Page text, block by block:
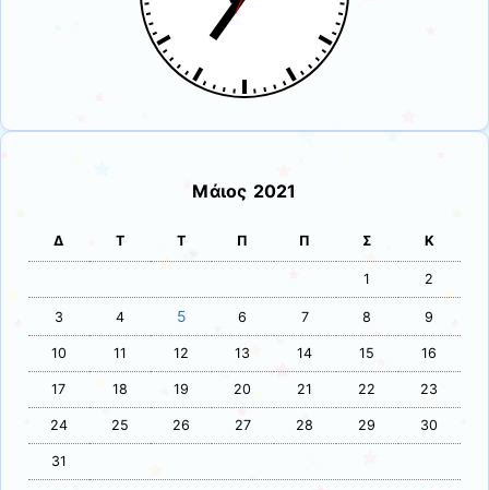
Μάιος 2021
Δ Τ Τ Π Π Σ Κ
1 2
3 4 5 6 7 8 9
10 11 12 13 14 15 16
17 18 19 20 21 22 23
24 25 26 27 28 29 30
31